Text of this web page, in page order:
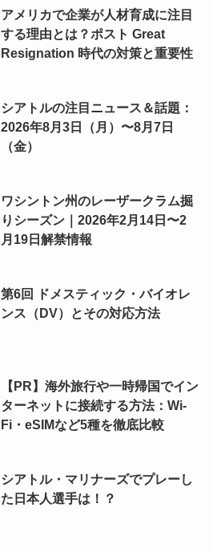
アメリカで企業が人材育成に注目
する理由とは？ポスト Great
Resignation 時代の対策と重要性
シアトルの注目ニュース＆話題：
2026年8月3日（月）〜8月7日
（金）
ワシントン州のレーザークラム掘
りシーズン｜2026年2月14日〜2
月19日解禁情報
第6回 ドメスティック・バイオレ
ンス（DV）とその対応方法
【PR】海外旅行や一時帰国でイン
ターネットに接続する方法：Wi-
Fi・eSIMなど5種を徹底比較
シアトル・マリナーズでプレーし
た日本人選手は！？